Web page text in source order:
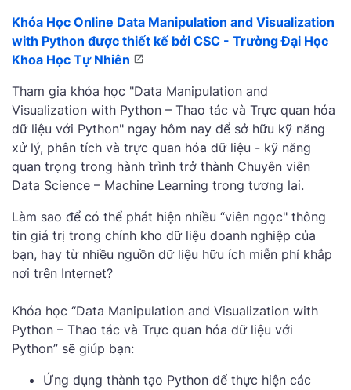
Khóa Học Online Data Manipulation and Visualization
with Python được thiết kế bởi CSC - Trường Đại Học
Khoa Học Tự Nhiên
Tham gia khóa học "Data Manipulation and
Visualization with Python – Thao tác và Trực quan hóa
dữ liệu với Python" ngay hôm nay để sở hữu kỹ năng
xử lý, phân tích và trực quan hóa dữ liệu - kỹ năng
quan trọng trong hành trình trở thành Chuyên viên
Data Science – Machine Learning trong tương lai.
Làm sao để có thể phát hiện nhiều “viên ngọc" thông
tin giá trị trong chính kho dữ liệu doanh nghiệp của
bạn, hay từ nhiều nguồn dữ liệu hữu ích miễn phí khắp
nơi trên Internet?
Khóa học “Data Manipulation and Visualization with
Python – Thao tác và Trực quan hóa dữ liệu với
Python” sẽ giúp bạn:
Ứng dụng thành tạo Python để thực hiện các